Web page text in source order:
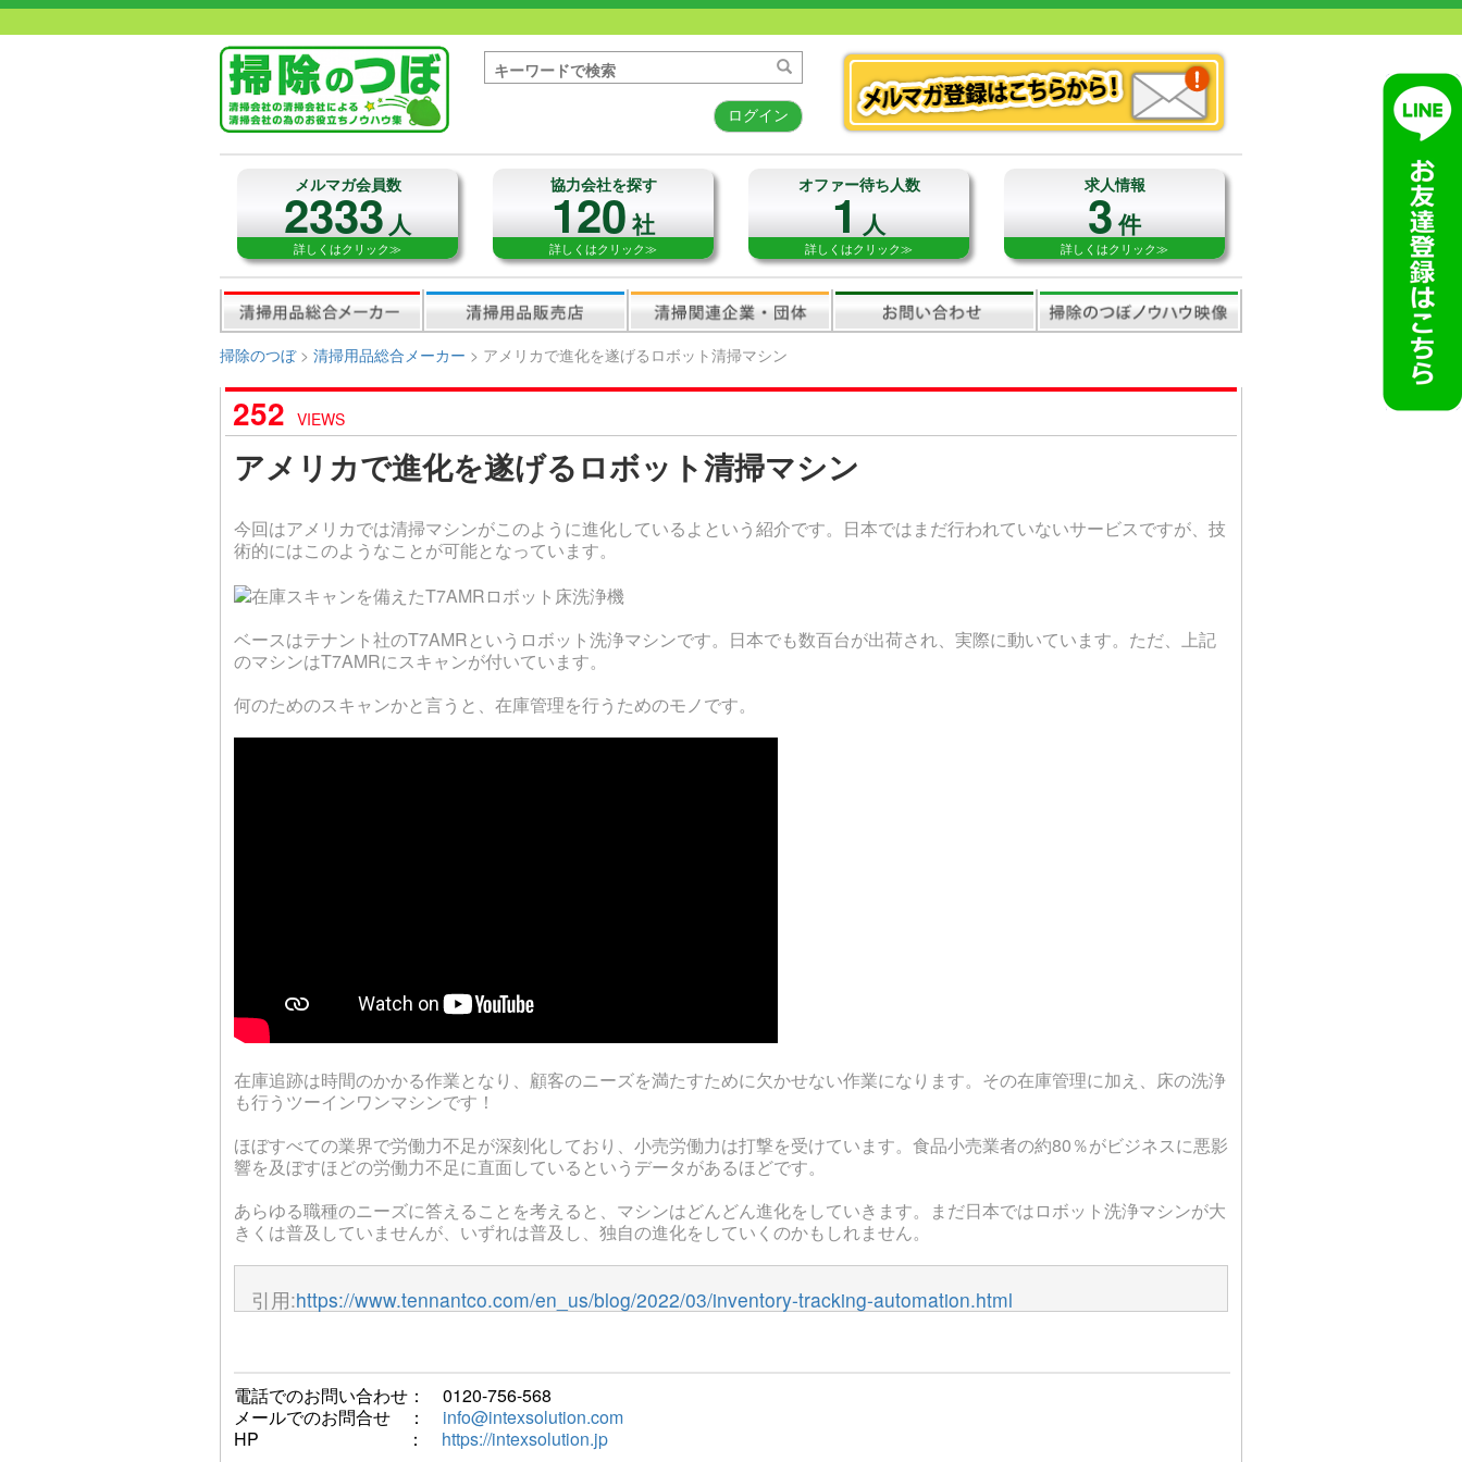
ログイン
メルマガ会員数
2333人
詳しくはクリック≫
協力会社を探す
120社
詳しくはクリック≫
オファー待ち人数
1人
詳しくはクリック≫
求人情報
3件
詳しくはクリック≫
掃除のつぼ> 清掃用品総合メーカー > アメリカで進化を遂げるロボット清掃マシン
252 VIEWS
アメリカで進化を遂げるロボット清掃マシン
今回はアメリカでは清掃マシンがこのように進化しているよという紹介です。日本ではまだ行われていないサービスですが、技
術的にはこのようなことが可能となっています。
ベースはテナント社のT7AMRというロボット洗浄マシンです。日本でも数百台が出荷され、実際に動いています。ただ、上記
のマシンはT7AMRにスキャンが付いています。
何のためのスキャンかと言うと、在庫管理を行うためのモノです。
在庫追跡は時間のかかる作業となり、顧客のニーズを満たすために欠かせない作業になります。その在庫管理に加え、床の洗浄
も行うツーインワンマシンです！
ほぼすべての業界で労働力不足が深刻化しており、小売労働力は打撃を受けています。食品小売業者の約80％がビジネスに悪影
響を及ぼすほどの労働力不足に直面しているというデータがあるほどです。
あらゆる職種のニーズに答えることを考えると、マシンはどんどん進化をしていきます。まだ日本ではロボット洗浄マシンが大
きくは普及していませんが、いずれは普及し、独自の進化をしていくのかもしれません。
引用:https://www.tennantco.com/en_us/blog/2022/03/inventory-tracking-automation.html
電話でのお問い合わせ： 0120-756-568
メールでのお問合せ ： info@intexsolution.com
HP ： https://intexsolution.jp